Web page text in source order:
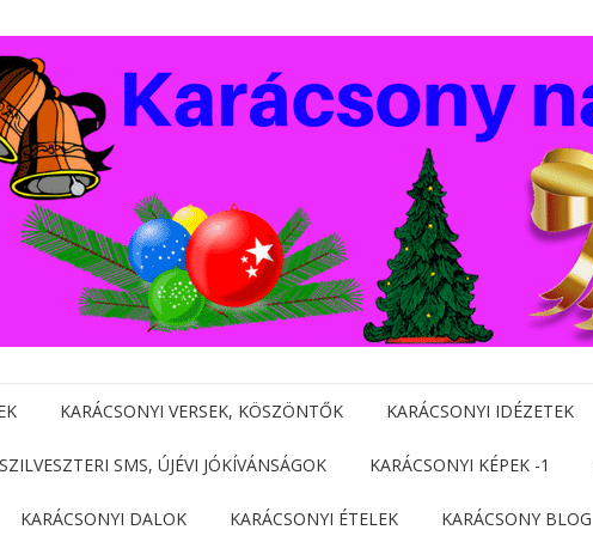
KARÁCSONYI VERSEK, KÖSZÖNTŐK KARÁCSONYI IDÉZETEK
SZILVESZTERI SMS, ÚJÉVI JÓKÍVÁNSÁGOK KARÁCSONYI KÉPEK -1
KARÁCSONYI DALOK KARÁCSONYI ÉTELEK KARÁCSONY BLOG